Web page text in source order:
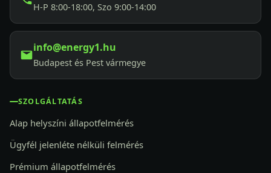
H-P 8:00-18:00, Szo 9:00-14:00
info@energy1.hu
Budapest és Pest vármegye
SZOLGÁLTATÁS
Alap helyszíni állapotfelmérés
Ügyfél jelenléte nélküli felmérés
Prémium állapotfelmérés